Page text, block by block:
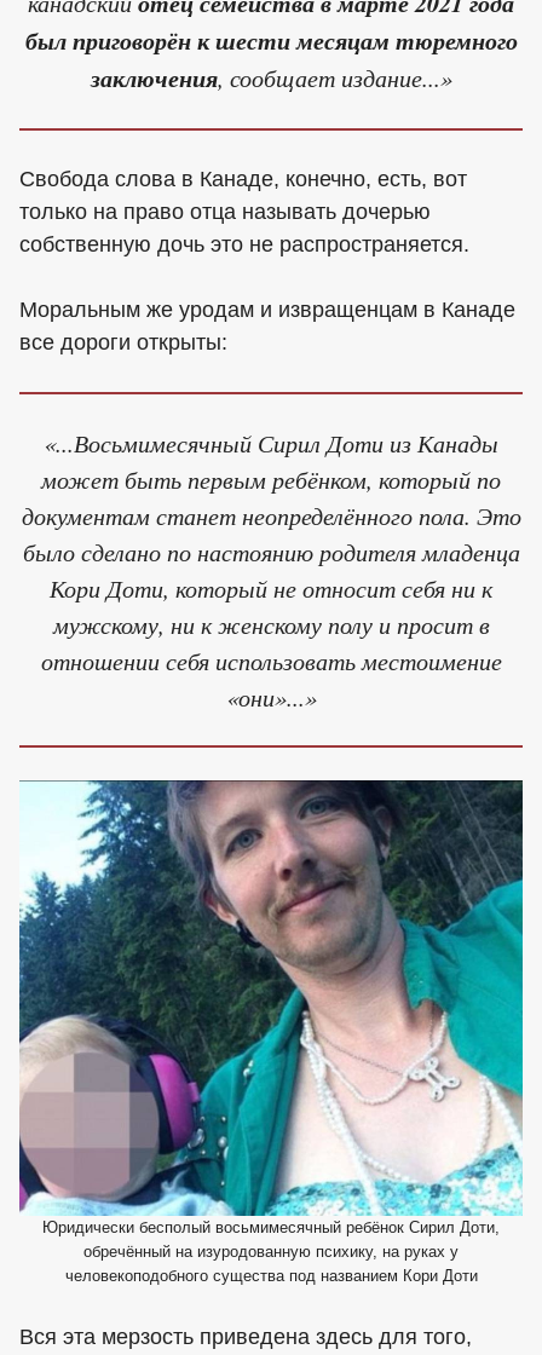
был приговорён к шести месяцам тюремного
заключения, сообщает издание...»
Свобода слова в Канаде, конечно, есть, вот
только на право отца называть дочерью
собственную дочь это не распространяется.
Моральным же уродам и извращенцам в Канаде
все дороги открыты:
«...Восьмимесячный Сирил Доти из Канады
может быть первым ребёнком, который по
документам станет неопределённого пола. Это
было сделано по настоянию родителя младенца
Кори Доти, который не относит себя ни к
мужскому, ни к женскому полу и просит в
отношении себя использовать местоимение
«они»...»
Юридически бесполый восьмимесячный ребёнок Сирил Доти,
обречённый на изуродованную психику, на руках у
человекоподобного существа под названием Кори Доти
Вся эта мерзость приведена здесь для того,